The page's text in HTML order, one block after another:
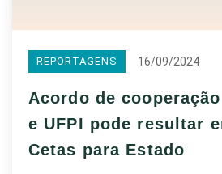
REPORTAGENS 16/09/2024
Acordo de
e UFPI pode resultar
Cetas para Estado